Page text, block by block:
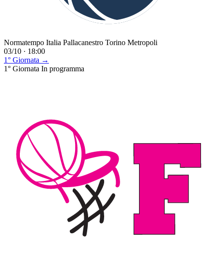
Normatempo Italia Pallacanestro Torino Metropoli
03/10 · 18:00
1° Giornata →
1° Giornata In programma